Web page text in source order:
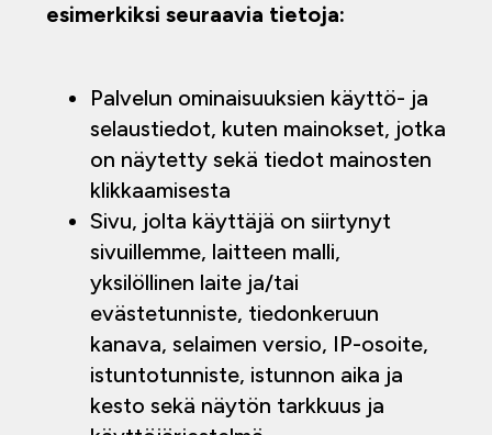
esimerkiksi seuraavia tietoja:
Palvelun ominaisuuksien käyttö- ja
selaustiedot, kuten mainokset, jotka
on näytetty sekä tiedot mainosten
klikkaamisesta
Sivu, jolta käyttäjä on siirtynyt
sivuillemme, laitteen malli,
yksilöllinen laite ja/tai
evästetunniste, tiedonkeruun
kanava, selaimen versio, IP-osoite,
istuntotunniste, istunnon aika ja
kesto sekä näytön tarkkuus ja